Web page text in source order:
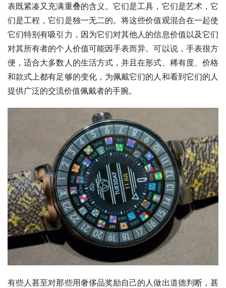
表既紧凑又充满重叠的含义。它们是工具，它们是艺术，它
们是工程，它们是独一无二的。将这些价值观混合在一起使
它们特别有吸引力，因为它们对其他人的信息价值以及它们
对其所有者的个人价值可能因手表而异。可以说，手表很方
便，适合大多数人的生活方式，并且在形式、稀有度、价格
和款式上都有足够的变化，为佩戴它们的人和看到它们的人
提供广泛的交流价值佩戴者的手腕。
有些人甚至对那些用奢侈品奖励自己的人做出道德判断，甚